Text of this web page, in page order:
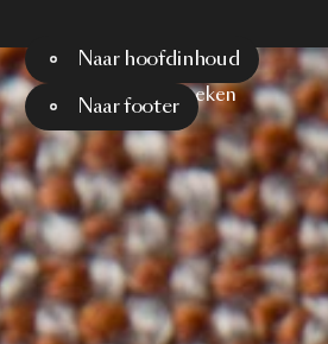
Naar hoofdinhoud
Naar footer
Menu Zoeken